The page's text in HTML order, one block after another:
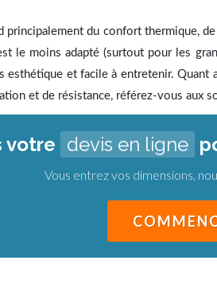
principalement du confort thermique,
le moins adapté (surtout pour les
esthétique et facile à entretenir.
et de résistance, référez-vous aux